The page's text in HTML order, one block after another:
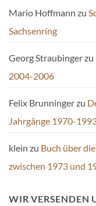
Mario Hoffmann zu
Sachsenring
Georg Straubingerzu
2004-2006
Felix Brunningerzu
Jahrgänge 1970-
klein zu Buch über
zwischen 1973 und
WIR VERSENDEN